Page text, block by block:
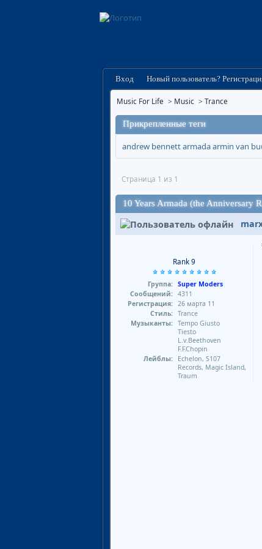
Вход Новый пользователь?
Music For Life > Music > Trance
Прикрепленные теги
andrew bennettarmadaarmin van
Страница 1 из 1
10 Years Armada (the Anniversary
Rank 9
Группа:
Super Moders
Сообщений:
4311
Регистрация:
26 марта 11
Стиль:
Trance
Музыканты:
Tempo Giusto
Tiesto
L.v.Beethoven
F.F.Chopin
Лейблы:
Echelon, S107
Records, Magic Island,
Traum